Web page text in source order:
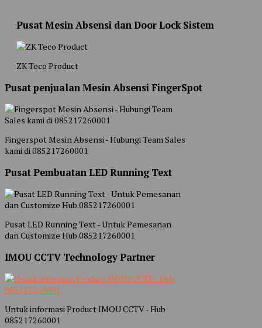
Pusat Mesin Absensi dan Door Lock Sistem
ZK Teco Product
Pusat penjualan Mesin Absensi FingerSpot
Fingerspot Mesin Absensi - Hubungi Team Sales
kami di 085217260001
Pusat Pembuatan LED Running Text
Pusat LED Running Text - Untuk Pemesanan
dan Customize Hub.085217260001
IMOU CCTV Technology Partner
Untuk informasi Product IMOU CCTV - Hub
085217260001